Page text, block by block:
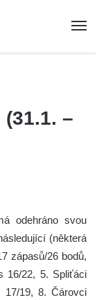
–
odehráno svou
(některá
zápasů/26 bodů,
16/22, 5. Spliťáci
17/19, 8. Čárovci